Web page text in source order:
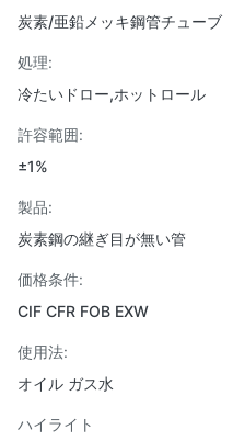
炭素/亜鉛メッキ鋼管チューブ
処理:
冷たいドロー,ホットロール
許容範囲:
±1%
製品:
炭素鋼の継ぎ目が無い管
価格条件:
CIF CFR FOB EXW
使用法:
オイル ガス水
ハイライト